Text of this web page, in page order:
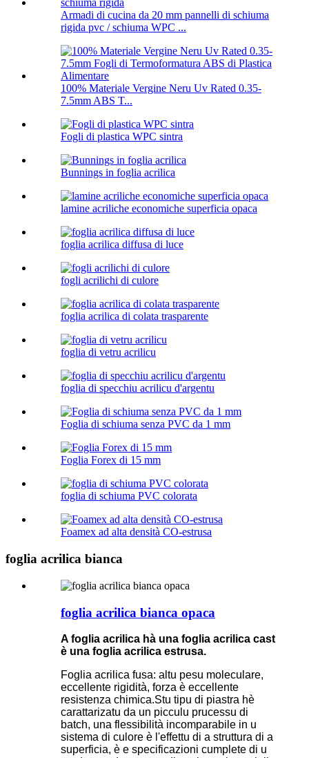
Armadi di cucina da 20 mm pannelli di schiuma
rigida pvc / schiuma WPC ...
100% Materiale Vergine Neru Uv Rated 0.35-
7.5mm ABS T...
Fogli di plastica WPC sintra
Bunnings in foglia acrilica
lamine acriliche economiche superficia opaca
foglia acrilica diffusa di luce
fogli acrilichi di culore
foglia acrilica di colata trasparente
foglia di vetru acrilicu
foglia di specchiu acrilicu d'argentu
Foglia di schiuma senza PVC da 1 mm
Foglia Forex di 15 mm
foglia di schiuma PVC colorata
Foamex ad alta densità CO-estrusa
foglia acrilica bianca
foglia acrilica bianca opaca
A foglia acrilica hà una foglia acrilica cast
è una foglia acrilica estrusa.
Foglia acrilica fusa: altu pesu moleculare,
eccellente rigidità, forza è eccellente
resistenza chimica.Stu tipu di piastra hè
carattarizatu da un picculu prucessu di
batch, una flessibilità incomparabile in u
sistema di culore è l'effettu di a struttura di a
superficia, è e specificazioni cumplete di u